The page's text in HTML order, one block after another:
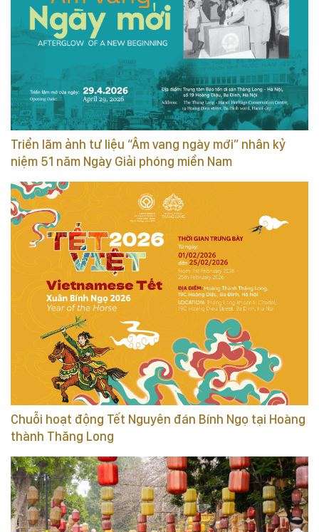
Triển lãm ảnh tư liệu “Âm vang ngày mới” nhân kỷ
niệm 51 năm Ngày Giải phóng miền Nam
Chuỗi hoạt động Tết Nguyên đán Bính Ngọ tại Hoàng
thành Thăng Long